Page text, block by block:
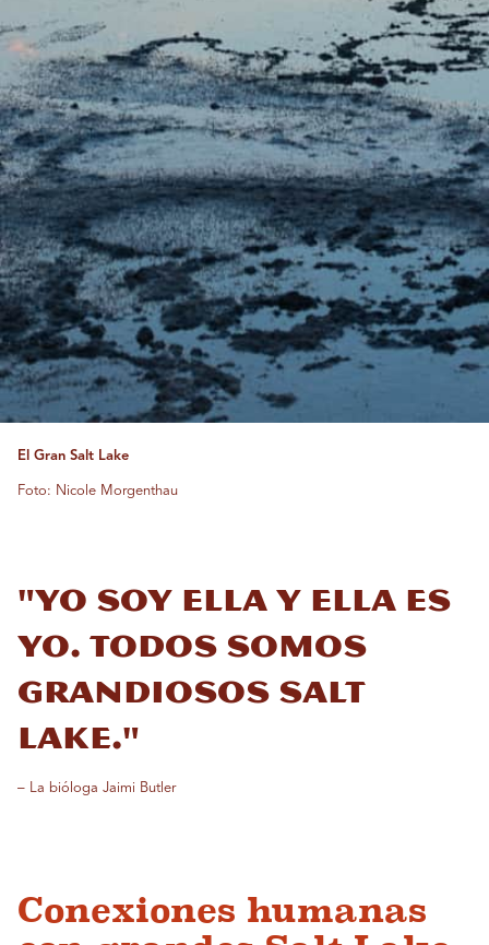
El Gran Salt Lake
Foto: Nicole Morgenthau
"Yo soy ella y ella es
yo. Todos somos
grandiosos Salt
Lake."
– La bióloga Jaimi Butler
Conexiones humanas